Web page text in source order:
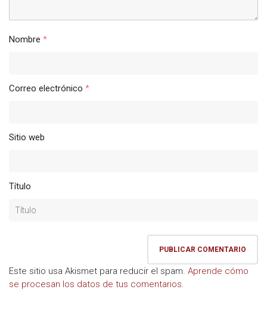
Nombre *
Correo electrónico *
Sitio web
Título
Este sitio usa Akismet para reducir el spam. Aprende cómo
se procesan los datos de tus comentarios.